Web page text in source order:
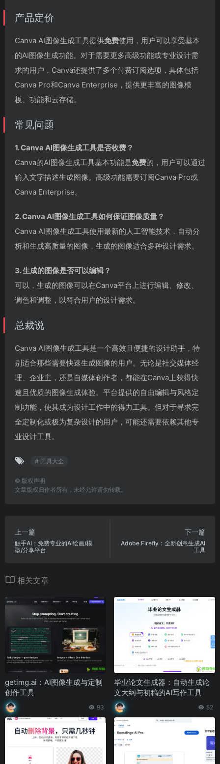
产品定价
Canva AI图像生成工具提供免费使用，用户可以享受基本
的AI图像生成功能。对于需要更多高级功能或专业设计需
求的用户，Canva还提供了多个付费订阅选项，具体包括
Canva Pro和Canva Enterprise，提供更丰富的图像模
板、功能和云存储。
常见问题
1. Canva AI图像生成工具是否收费？
Canva的AI图像生成工具基本功能是免费的，用户可以通过
输入文字描述生成图像。高级功能需要订阅Canva Pro或
Canva Enterprise。
2. Canva AI图像生成工具如何保证图像质量？
Canva AI图像生成工具使用最新的人工智能技术，自动分
析和生成高质量的图像，生成的图像适合多种设计需求。
3. 生成的图像是否可以编辑？
可以，生成的图像可以在Canva平台上进行编辑、修改、
调色和调整，以符合用户的设计需求。
总裁说
Canva AI图像生成工具是一个高效且便捷的设计助手，特
别适合那些需要快速生成图像的用户。无论是社交媒体经
理、企业主，还是自媒体创作者，都能在Canva上获得快
速且优质的图像生成体验。平台提供的自由编辑与风格定
制功能，使其成为设计工作中的得力工具。但对于寻求完
全定制化或极为复杂设计的用户，可能还需要依赖其他专
业设计工具。
# 工具大全
© 版权声明
文章版权归作者所有，未经允许请勿转载。
上一篇
触手AI：免费专业的AI绘画/模
型/分享平台
下一篇
Adobe Firefly：全新创意生成AI
工具
相关文章
getimg.ai：AI图像生成与定制
创作工具
93
毕业论文生成器：自动生成论
文大纲与初稿的AI写作工具
52